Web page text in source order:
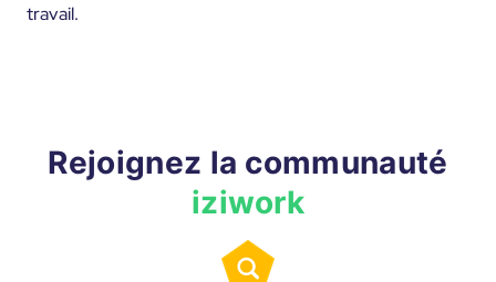
travail.
Rejoignez la communauté
iziwork